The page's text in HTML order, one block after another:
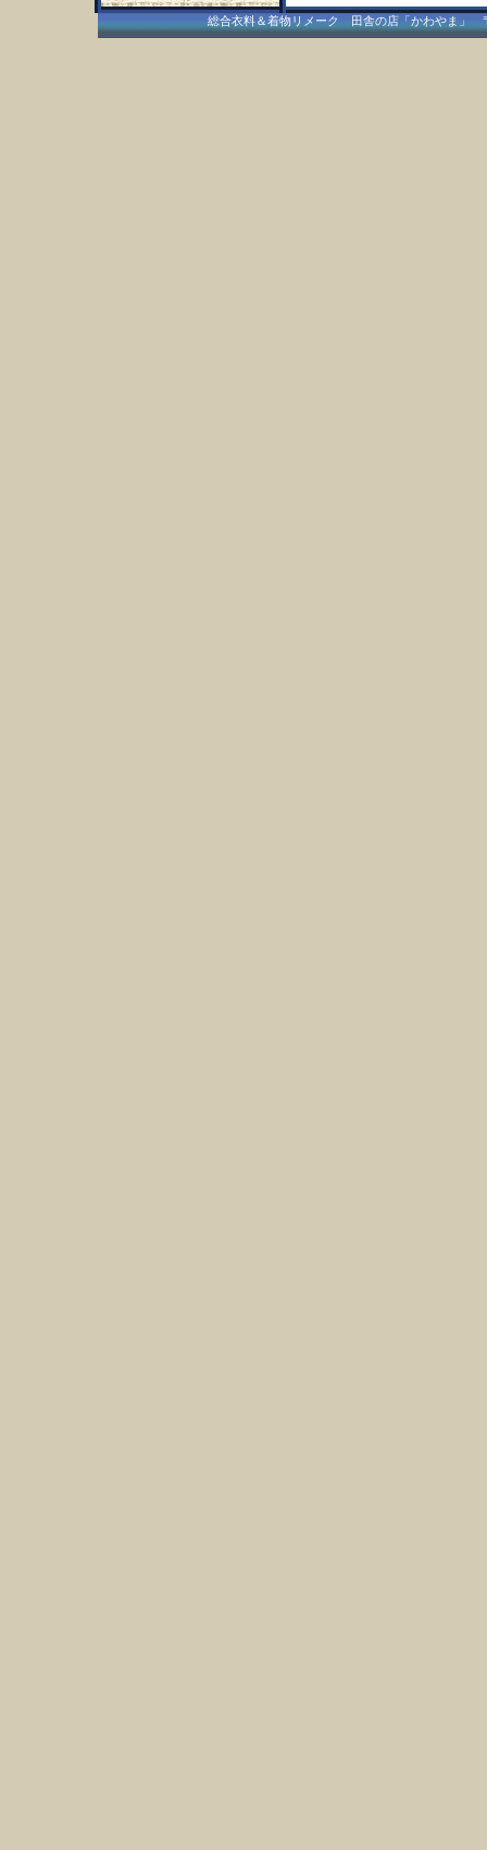
総合衣料＆着物リメーク 田舎の店「かわやま」